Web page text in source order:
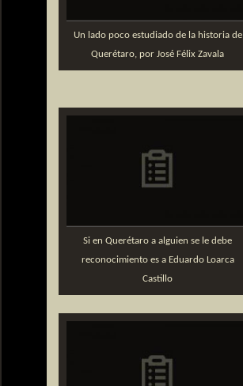
Un lado poco estudiado de la historia de
Querétaro, por José Félix Zavala
Si en Querétaro a alguien se le debe
reconocimiento es a Eduardo Loarca
Castillo